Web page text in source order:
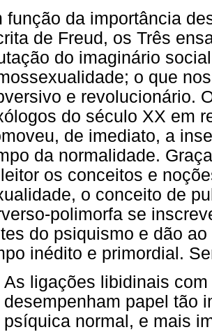
função da importância
de Freud, os Três
do imaginário
o que
e revolucionário.
do século XX em
de imediato, a
da normalidade.
os conceitos e
o conceito de
polimorfa se
do psiquismo e dão
inédito e primordial.
As ligações libidinais
desempenham papel tão
psíquica normal, e mais